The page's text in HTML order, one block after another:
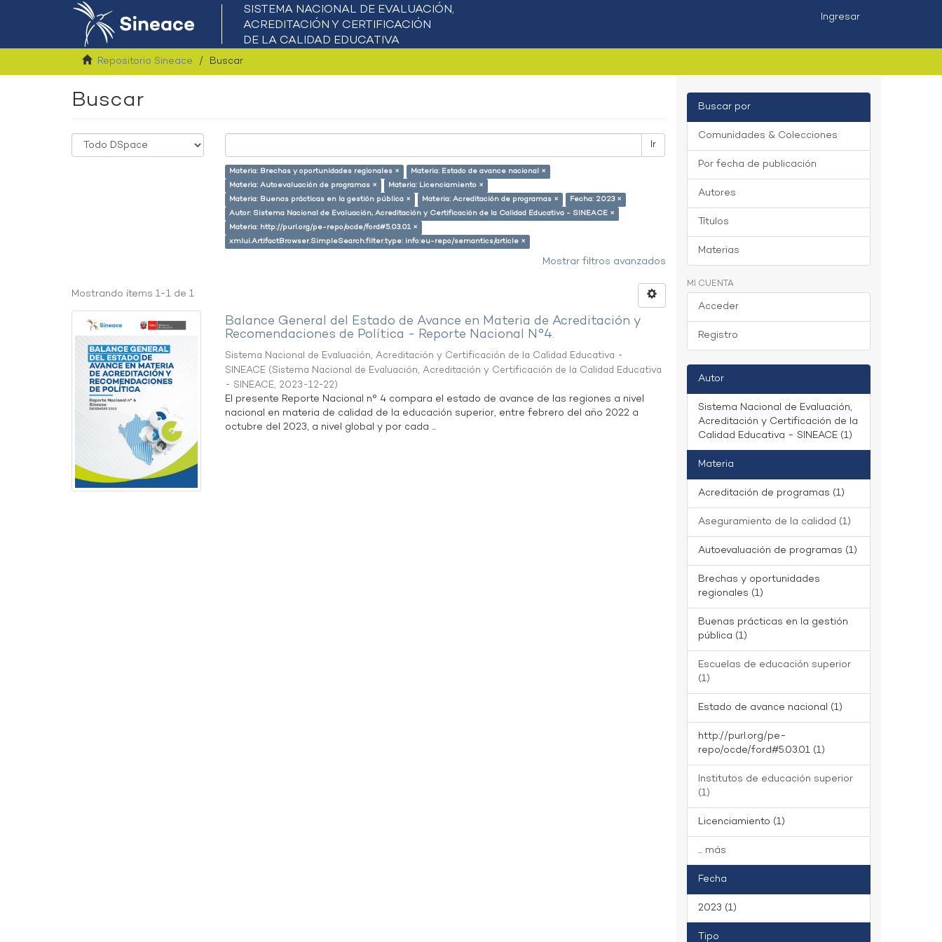
Ingresar
Repositorio Sineace Buscar
Buscar
Ir
Materia: Brechas y oportunidades regionales ×
Materia: Estado de avance nacional ×
Materia: Autoevaluación de programas ×
Materia: Licenciamiento ×
Materia: Buenas prácticas en la gestión pública ×
Materia: Acreditación de programas ×
Fecha: 2023 ×
Autor: Sistema Nacional de Evaluación, Acreditación y Certificación de la Calidad Educativa - SINEACE ×
Materia: http://purl.org/pe-repo/ocde/ford#5.03.01 ×
xmlui.ArtifactBrowser.SimpleSearch.filter.type: info:eu-repo/semantics/article ×
Mostrar filtros avanzados
Mostrando ítems 1-1 de 1
Balance General del Estado de Avance en Materia de Acreditación y
Recomendaciones de Política - Reporte Nacional N°4.
Sistema Nacional de Evaluación, Acreditación y Certificación de la Calidad Educativa -
SINEACE (Sistema Nacional de Evaluación, Acreditación y Certificación de la Calidad Educativa
- SINEACE, 2023-12-22)
El presente Reporte Nacional n° 4 compara el estado de avance de las regiones a nivel
nacional en materia de calidad de la educación superior, entre febrero del año 2022 a
octubre del 2023, a nivel global y por cada ...
Buscar por
Comunidades & Colecciones
Por fecha de publicación
Autores
Títulos
Materias
MI CUENTA
Acceder
Registro
Autor
Sistema Nacional de Evaluación,
Acreditación y Certificación de la
Calidad Educativa - SINEACE (1)
Materia
Acreditación de programas (1)
Aseguramiento de la calidad (1)
Autoevaluación de programas (1)
Brechas y oportunidades
regionales (1)
Buenas prácticas en la gestión
pública (1)
Escuelas de educación superior
(1)
Estado de avance nacional (1)
http://purl.org/pe-
repo/ocde/ford#5.03.01 (1)
Institutos de educación superior
(1)
Licenciamiento (1)
... más
Fecha
2023 (1)
Tipo